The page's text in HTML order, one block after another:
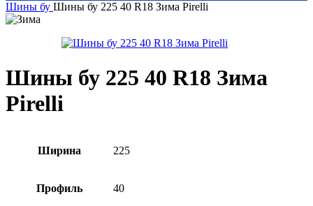
Шины бу Шины бу 225 40 R18 Зима Pirelli
Шины бу 225 40 R18 Зима
Pirelli
Ширина 225
Профиль 40